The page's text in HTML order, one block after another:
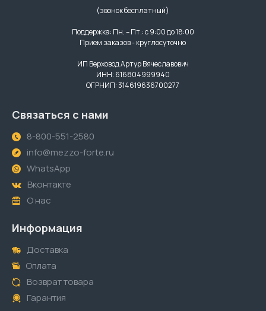
(звонок бесплатный)
Поддержка: Пн. – Пт.: с 9:00 до 18:00
Прием заказов - круглосуточно
ИП Верховод Артур Вячеславович
ИНН: 616804999940
ОГРНИП: 314619636700277
Связаться с нами
8-800-551-2580
info@mezzo-forte.ru
WhatsApp
Вконтакте
О нас
Информация
Доставка
Оплата
Возврат товара
Гарантия